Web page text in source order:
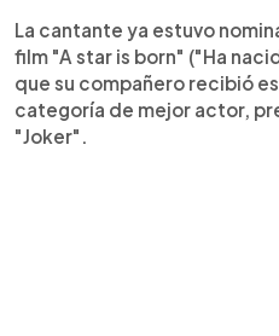
La cantante ya estuvo
film "A star is born" ("Ha
que su compañero recibió
categoría de mejor actor,
"Joker".